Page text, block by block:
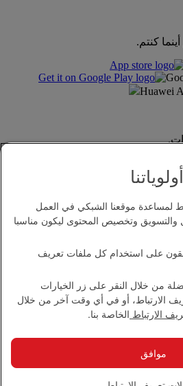
كنتم.
Huawei
مكافحة العبودية الحديثة
لمساعدة موقعنا الشبكي في العمل
وتخصيص المحتوى ليكون مناسبا
على استخدام كل ملفات تعريف
من خلال النقر على زر الخيارات
الارتباط، أو في أي وقت آخر من خلال
الارتباط الخاصة بنا.
موافق